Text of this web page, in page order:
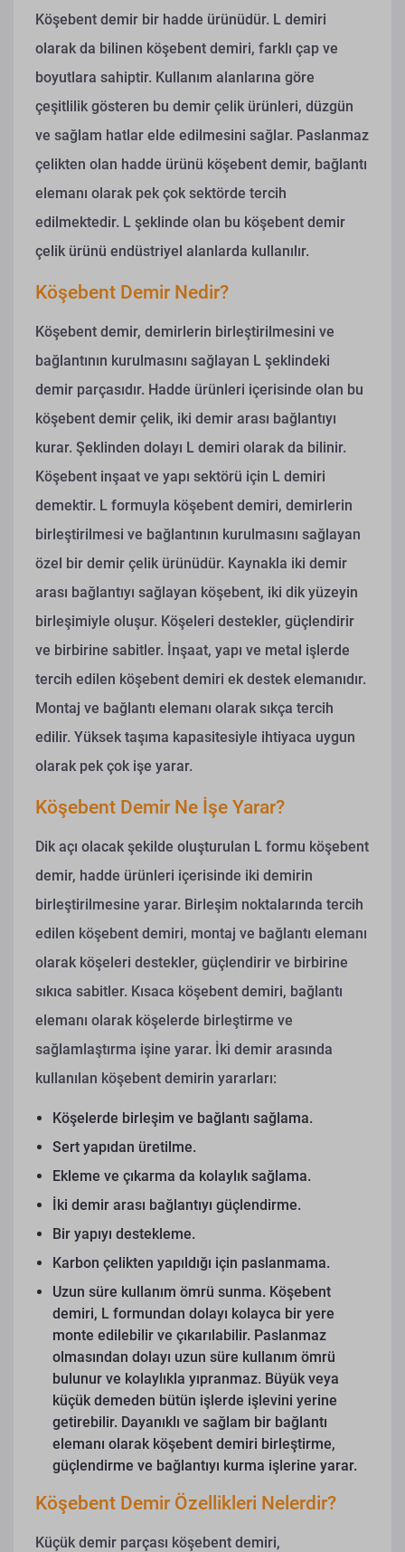
Köşebent demir bir hadde ürünüdür. L demiri
olarak da bilinen köşebent demiri, farklı çap ve
boyutlara sahiptir. Kullanım alanlarına göre
çeşitlilik gösteren bu demir çelik ürünleri, düzgün
ve sağlam hatlar elde edilmesini sağlar. Paslanmaz
çelikten olan hadde ürünü köşebent demir, bağlantı
elemanı olarak pek çok sektörde tercih
edilmektedir. L şeklinde olan bu köşebent demir
çelik ürünü endüstriyel alanlarda kullanılır.
Köşebent Demir Nedir?
Köşebent demir, demirlerin birleştirilmesini ve
bağlantının kurulmasını sağlayan L şeklindeki
demir parçasıdır. Hadde ürünleri içerisinde olan bu
köşebent demir çelik, iki demir arası bağlantıyı
kurar. Şeklinden dolayı L demiri olarak da bilinir.
Köşebent inşaat ve yapı sektörü için L demiri
demektir. L formuyla köşebent demiri, demirlerin
birleştirilmesi ve bağlantının kurulmasını sağlayan
özel bir demir çelik ürünüdür. Kaynakla iki demir
arası bağlantıyı sağlayan köşebent, iki dik yüzeyin
birleşimiyle oluşur. Köşeleri destekler, güçlendirir
ve birbirine sabitler. İnşaat, yapı ve metal işlerde
tercih edilen köşebent demiri ek destek elemanıdır.
Montaj ve bağlantı elemanı olarak sıkça tercih
edilir. Yüksek taşıma kapasitesiyle ihtiyaca uygun
olarak pek çok işe yarar.
Köşebent Demir Ne İşe Yarar?
Dik açı olacak şekilde oluşturulan L formu köşebent
demir, hadde ürünleri içerisinde iki demirin
birleştirilmesine yarar. Birleşim noktalarında tercih
edilen köşebent demiri, montaj ve bağlantı elemanı
olarak köşeleri destekler, güçlendirir ve birbirine
sıkıca sabitler. Kısaca köşebent demiri, bağlantı
elemanı olarak köşelerde birleştirme ve
sağlamlaştırma işine yarar. İki demir arasında
kullanılan köşebent demirin yararları:
Köşelerde birleşim ve bağlantı sağlama.
Sert yapıdan üretilme.
Ekleme ve çıkarma da kolaylık sağlama.
İki demir arası bağlantıyı güçlendirme.
Bir yapıyı destekleme.
Karbon çelikten yapıldığı için paslanmama.
Uzun süre kullanım ömrü sunma. Köşebent
demiri, L formundan dolayı kolayca bir yere
monte edilebilir ve çıkarılabilir. Paslanmaz
olmasından dolayı uzun süre kullanım ömrü
bulunur ve kolaylıkla yıpranmaz. Büyük veya
küçük demeden bütün işlerde işlevini yerine
getirebilir. Dayanıklı ve sağlam bir bağlantı
elemanı olarak köşebent demiri birleştirme,
güçlendirme ve bağlantıyı kurma işlerine yarar.
Köşebent Demir Özellikleri Nelerdir?
Küçük demir parçası köşebent demiri,